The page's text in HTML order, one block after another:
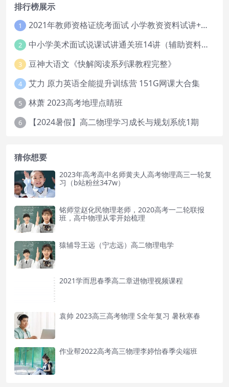
排行榜展示
1 2021年教师资格证统考面试 小学教资资料试讲+答辩
2 中小学美术面试说课试讲通关班14讲（辅助资料第一套）
3 豆神大语文《快解阅读系列课教程完整》
4 艾力 原力英语全能提升训练营 151G网课大合集
5 林萧 2023高考地理点睛班
6 【2024暑假】高二物理学习成长与规划系统1期
猜你想要
2023年高考高中名师黄夫人高考物理高三一轮复
习（b站粉丝347w）
铭师堂赵化民物理老师，2020高考一二轮联报
班，高中物理从零开始梳理
猿辅导王远（宁志远）高二物理电学
2021学而思春季高二章进物理视频课程
袁帅 2023高三高考物理 S全年复习 暑秋寒春
作业帮2022高考高三物理李婷怡春季尖端班